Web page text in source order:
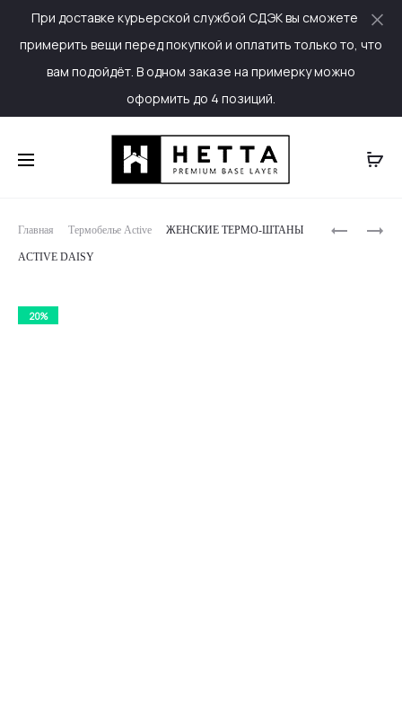
При доставке курьерской службой СДЭК вы сможете
примерить вещи перед покупкой и оплатить только то, что
вам подойдёт. В одном заказе на примерку можно
оформить до 4 позиций.
ЖЕНСКАЯ
ЖЕНСКАЯ
Главная Термобелье Active ЖЕНСКИЕ ТЕРМО-ШТАНЫ
ACTIVE DAISY
20%